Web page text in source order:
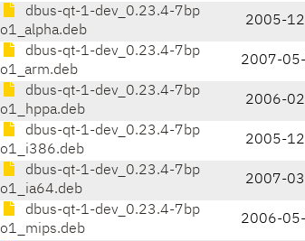
dbus-qt-1-dev_0.23.4-7bp
o1_alpha.deb
2005-
dbus-qt-1-dev_0.23.4-7bp
o1_arm.deb
2007-05-
dbus-qt-1-dev_0.23.4-7bp
o1_hppa.deb
2006-
dbus-qt-1-dev_0.23.4-7bp
o1_i386.deb
2005-
dbus-qt-1-dev_0.23.4-7bp
o1_ia64.deb
2007-
dbus-qt-1-dev_0.23.4-7bp
o1_mips.deb
2006-05-